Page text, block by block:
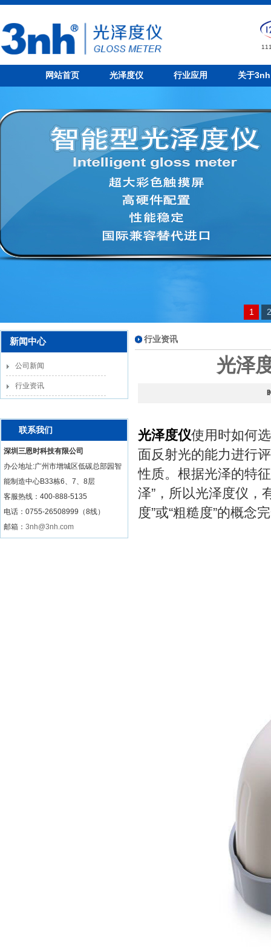
网站首页 光泽度仪 行业应用 关于3nh
1 2
新闻中心
公司新闻
行业资讯
联系我们
深圳三恩时科技有限公司
办公地址:广州市增城区低碳总部园智
能制造中心B33栋6、7、8层
客服热线： 400-888-5135
电话：0755-26508999（8线）
邮箱： 3nh@3nh.com
行业资讯
光泽
光泽度仪使用时如何
面反射光的能力进行
性质。根据光泽的特
泽”，所以光泽度仪，
度”或“粗糙度”的概念